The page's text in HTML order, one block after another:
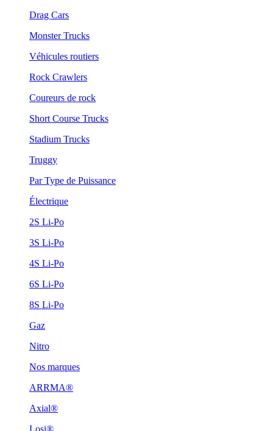
Drag Cars
Monster Trucks
Véhicules routiers
Rock Crawlers
Coureurs de rock
Short Course Trucks
Stadium Trucks
Truggy
Par Type de Puissance
Électrique
2S Li-Po
3S Li-Po
4S Li-Po
6S Li-Po
8S Li-Po
Gaz
Nitro
Nos marques
ARRMA®
Axial®
Losi®